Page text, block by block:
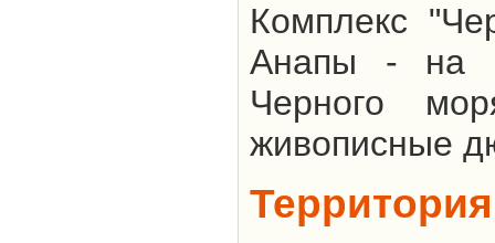
Комплекс
Анапы - на
Черного
живописные
Территория